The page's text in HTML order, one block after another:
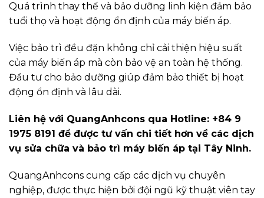
Quá trình thay thế và bảo dưỡng linh kiện đảm bảo
tuổi thọ và hoạt động ổn định của máy biến áp.
Việc bảo trì đều đặn không chỉ cải thiện hiệu suất
của máy biến áp mà còn bảo vệ an toàn hệ thống.
Đầu tư cho bảo dưỡng giúp đảm bảo thiết bị hoạt
động ổn định và lâu dài.
Liên hệ với QuangAnhcons qua Hotline: +84 9
1975 8191 để được tư vấn chi tiết hơn về các dịch
vụ sửa chữa và bảo trì máy biến áp tại Tây Ninh.
QuangAnhcons cung cấp các dịch vụ chuyên
nghiệp, được thực hiện bởi đội ngũ kỹ thuật viên tay